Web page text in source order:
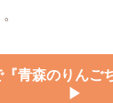
青森のりんご
▶